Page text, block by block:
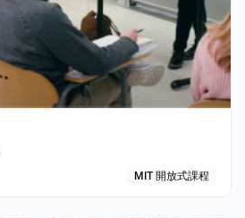
MIT 開放式課程